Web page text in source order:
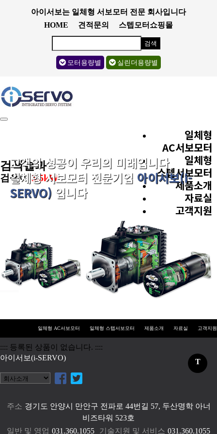
아이서보는 일체형 서보모터 전문 회사입니다
HOME
견적문의 스텝모터쇼핑몰
검색
모터용량별 실린더용량별
Toggle
일체형
AC서보모터
일체형
스텝서보모터
제품소개
자료실
고객지원
고객의 성공이 우리의 미래입니다
일체형 서보모터 전문기업 아이서보(i-
SERVO) 입니다
검색결과
검색어 5.5kW
:::: 등록된 상품이 없습니다. ::::
일체형 AC서보모터 일체형 스텝서보모터 제품소개 자료실 고객지원
아이서보(i-SERVO)
주소 경기도 안양시 만안구 전파로 44번길 57, 두산명학 아너
비즈타워 523호
일반 및 영업 031.360.1055 기술지원 및 서비스 031.360.1055
T